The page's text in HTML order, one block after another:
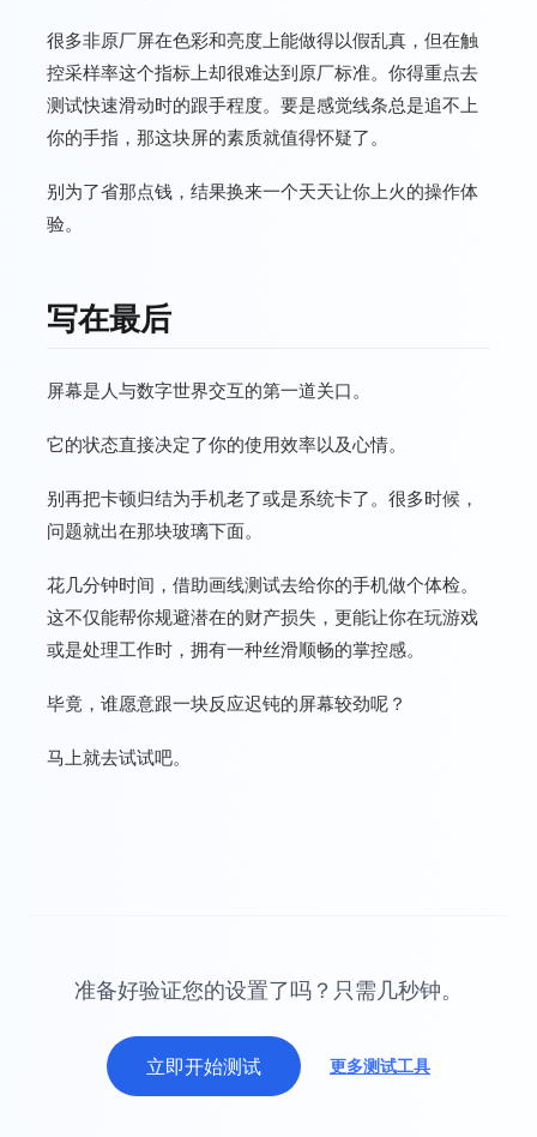
很多非原厂屏在色彩和亮度上能做得以假乱真，但在触
控采样率这个指标上却很难达到原厂标准。你得重点去
测试快速滑动时的跟手程度。要是感觉线条总是追不上
你的手指，那这块屏的素质就值得怀疑了。
别为了省那点钱，结果换来一个天天让你上火的操作体
验。
写在最后
屏幕是人与数字世界交互的第一道关口。
它的状态直接决定了你的使用效率以及心情。
别再把卡顿归结为手机老了或是系统卡了。很多时候，
问题就出在那块玻璃下面。
花几分钟时间，借助画线测试去给你的手机做个体检。
这不仅能帮你规避潜在的财产损失，更能让你在玩游戏
或是处理工作时，拥有一种丝滑顺畅的掌控感。
毕竟，谁愿意跟一块反应迟钝的屏幕较劲呢？
马上就去试试吧。
准备好验证您的设置了吗？只需几秒钟。
立即开始测试 更多测试工具